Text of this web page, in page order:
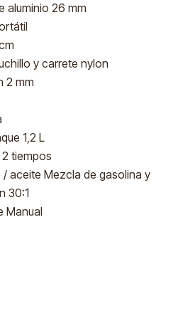
aluminio 26 mm
y carrete nylon
2 mm
1,2 L
tiempos
aceite Mezcla de gasolina y
30:1
Manual